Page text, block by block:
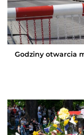
Godziny otwarcia